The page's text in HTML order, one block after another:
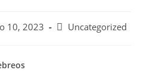
10, 2023
Categoría
Uncategorized